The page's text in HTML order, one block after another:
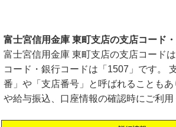
富士宮信用金庫 東町支店の支店コード
富士宮信用金庫 東町支店の支店コード
コード・銀行コードは「1507」です。
番」や「支店番号」と呼ばれることも
や給与振込、口座情報の確認時にご利用